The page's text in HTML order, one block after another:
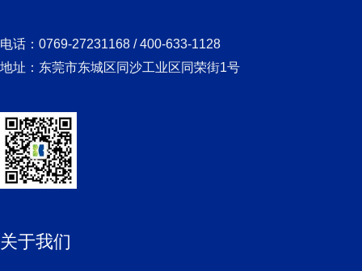
电话：0769-27231168 / 400-633-1128
地址：东莞市东城区同沙工业区同荣街1号
关于我们